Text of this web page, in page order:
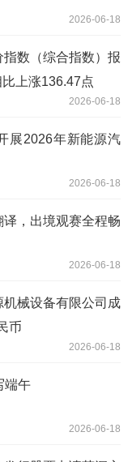
2026-06-18
指数（综合指数）报
上涨136.47点
2026-06-18
展2026年新能源汽
2026-06-18
，出境观赛全程畅
2026-06-18
械设备有限公司成
币
2026-06-18
端午
2026-06-18